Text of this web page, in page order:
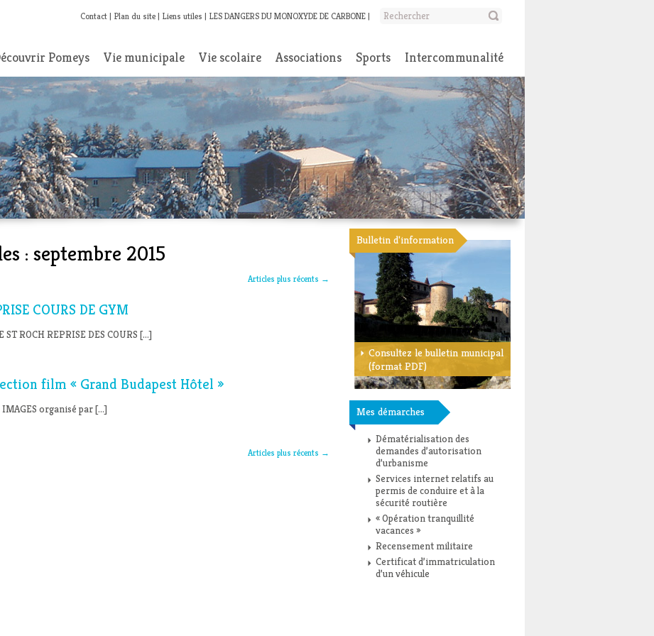
Contact Plan du site Liens utiles LES DANGERS DU MONOXYDE DE CARBONE
Pomeys Vie municipale Vie scolaire Associations Sports Intercommunalité
: septembre 2015
Articles plus récents →
COURS DE GYM
ROCH REPRISE DES COURS […]
film « Grand Budapest Hôtel »
organisé par […]
Articles plus récents →
Bulletin d'information
Consultez le bulletin municipal
(format PDF)
Mes démarches
Dématérialisation des
demandes d’autorisation
d’urbanisme
Services internet relatifs au
permis de conduire et à la
sécurité routière
« Opération tranquillité
vacances »
Recensement militaire
Certificat d’immatriculation
d’un véhicule